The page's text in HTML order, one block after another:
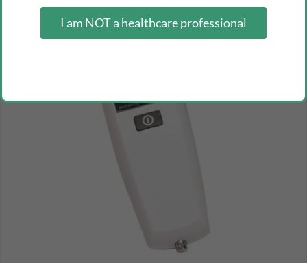
I am NOT a healthcare professional